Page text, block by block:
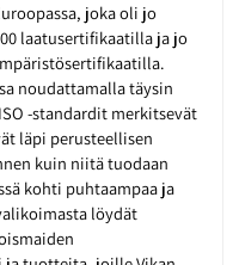
joka oli jo
laatusertifikaatilla ja jo
noudattamalla täysin
-standardit merkitsevät
läpi perusteellisen
kuin niitä tuodaan
kohti puhtaampaa ja
löydät